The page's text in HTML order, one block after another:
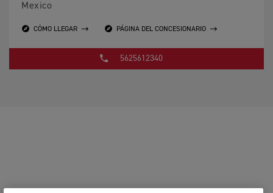
Mexico
CÓMO LLEGAR PÁGINA DEL CONCESIONARIO
5625612340